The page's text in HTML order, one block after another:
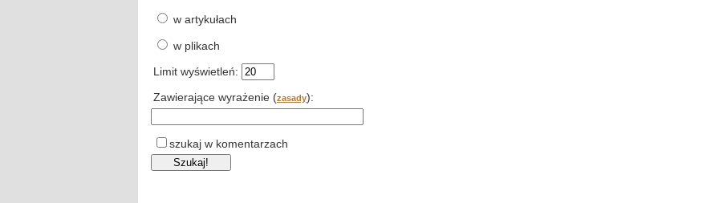
w artykułach
w plikach
Limit wyświetleń:
Zawierające wyrażenie (zasady):
szukaj w komentarzach